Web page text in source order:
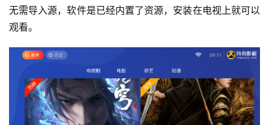
无需导入源，软件是已经内置了资源，安装在电视上就可以
观看。